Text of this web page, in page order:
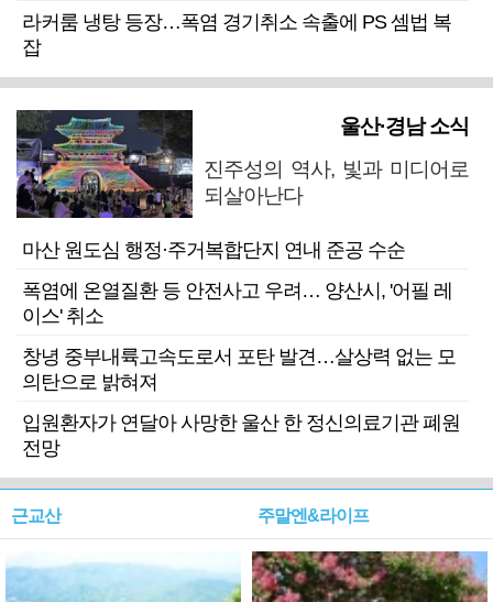
라커룸 냉탕 등장…폭염 경기취소 속출에 PS 셈법 복
잡
울산·경남 소식
진주성의 역사, 빛과 미디어로
되살아난다
마산 원도심 행정·주거복합단지 연내 준공 수순
폭염에 온열질환 등 안전사고 우려… 양산시, '어필 레
이스' 취소
창녕 중부내륙고속도로서 포탄 발견…살상력 없는 모
의탄으로 밝혀져
입원환자가 연달아 사망한 울산 한 정신의료기관 폐원
전망
근교산 주말엔&라이프